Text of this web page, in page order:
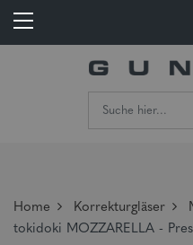
Home Korrekturgläser
tokidoki MOZZARELLA -